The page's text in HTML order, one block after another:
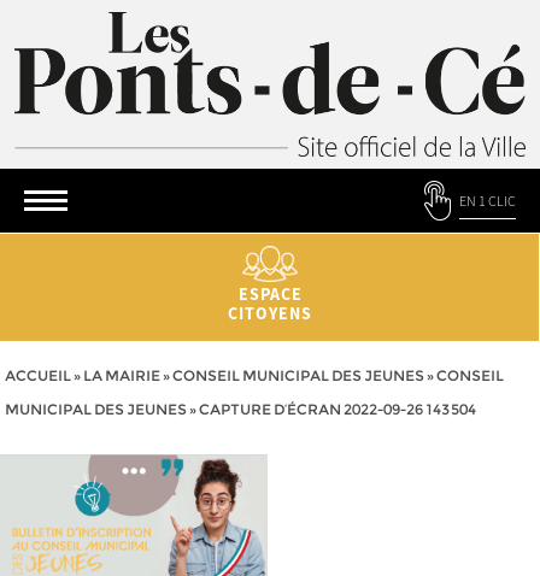
EN 1 CLIC
ESPACE
CITOYENS
ACCUEIL» LA MAIRIE»CONSEIL MUNICIPAL DES JEUNES»CONSEIL
MUNICIPAL DES JEUNES»CAPTURE D’ÉCRAN 2022-09-26 143504